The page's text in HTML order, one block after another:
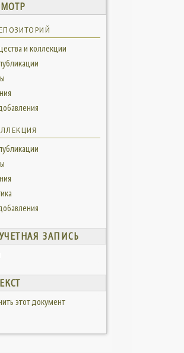
и коллекции
ЗАПИСЬ
этот документ